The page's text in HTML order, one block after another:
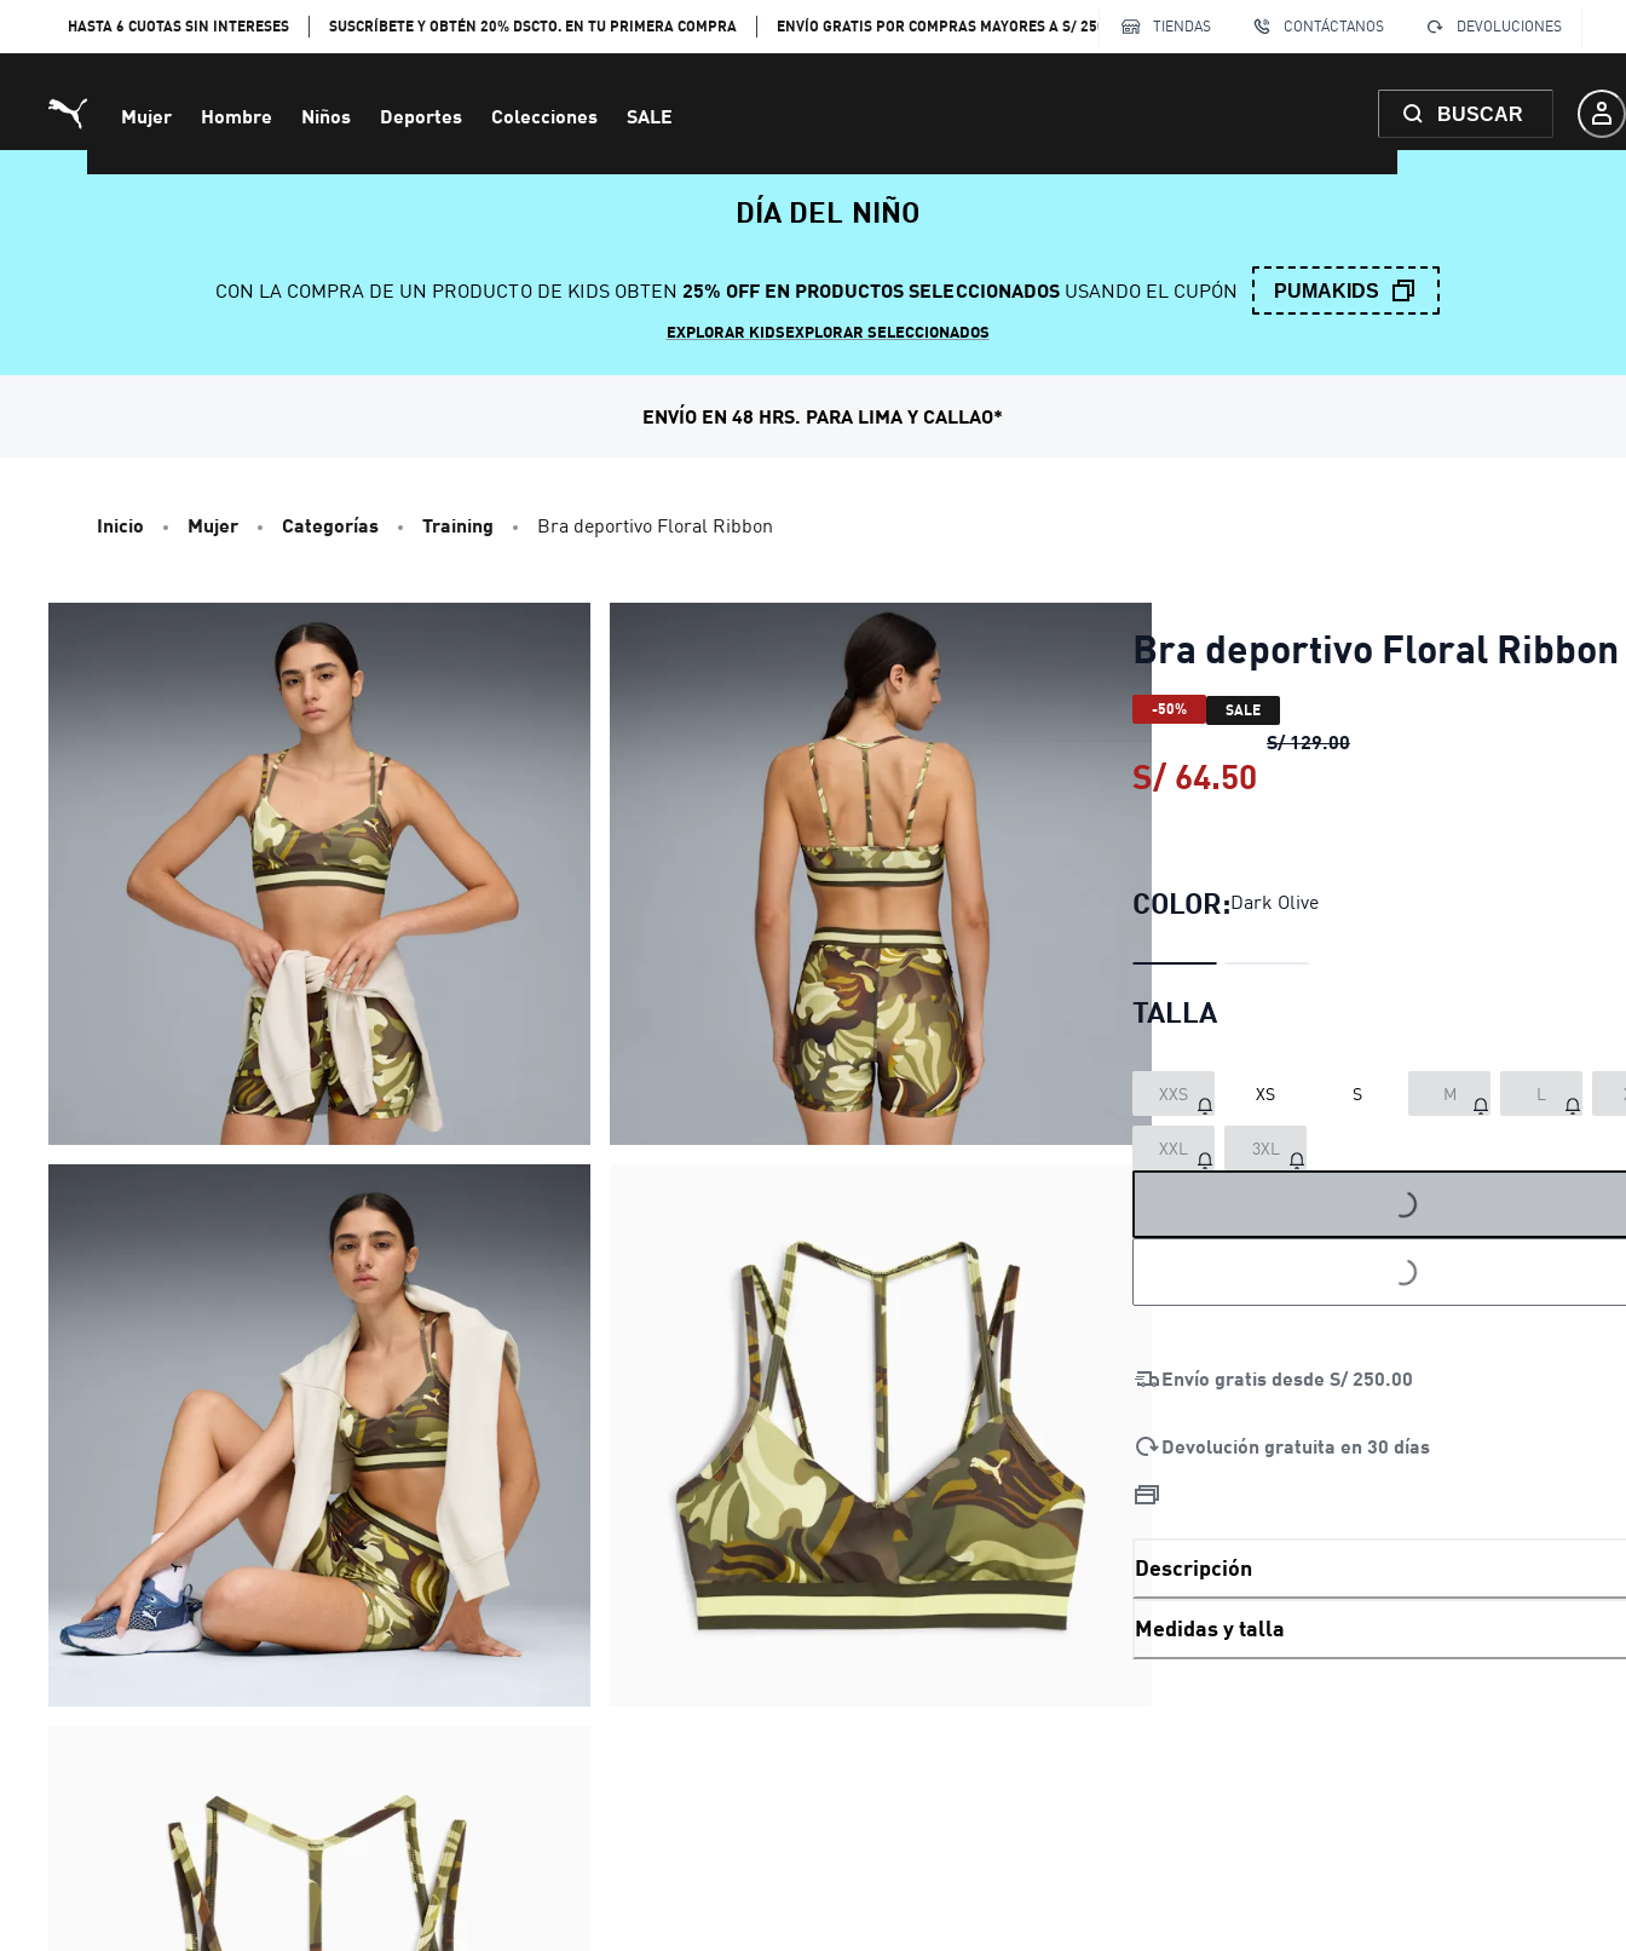
HASTA 6 CUOTAS SIN INTERESES SUSCRÍBETE Y OBTÉN 20% DSCTO. EN TU PRIMERA COMPRA ENVÍO GRATIS POR COMPRAS MAYORES A S/ 250 TIENDAS CONTÁCTANOS DEVOLUCIONES
Mujer Hombre Niños Deportes Colecciones SALE BUSCAR
DÍA DEL NIÑO
CON LA COMPRA DE UN PRODUCTO DE KIDS OBTEN 25% OFF EN PRODUCTOS SELECCIONADOSUSANDO EL CUPÓN PUMAKIDS
EXPLORAR KIDSEXPLORAR SELECCIONADOS
ENVÍO EN 48 HRS. PARA LIMA Y CALLAO*
Inicio Mujer Categorías Training Bra deportivo Floral Ribbon
Bra deportivo Floral Ribbon
-50% SALE
S/ 129.00Bra deportivo Floral Ribbon
S/ 64.50
COLOR:Dark Olive
TALLA
XXS XS S M L
XXL 3XL
LOADING...
LOADING...
Envío gratis desde S/ 250.00
Devolución gratuita en 30 días
Descripción
Medidas y talla